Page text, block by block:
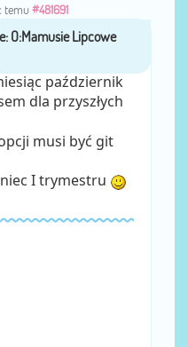
temu #481691
październik
dla przyszłych
musi być git
I trymestru